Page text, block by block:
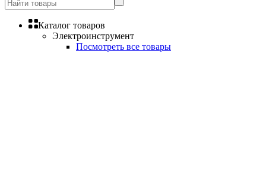
Каталог товаров
Электроинструмент
Посмотреть все товары